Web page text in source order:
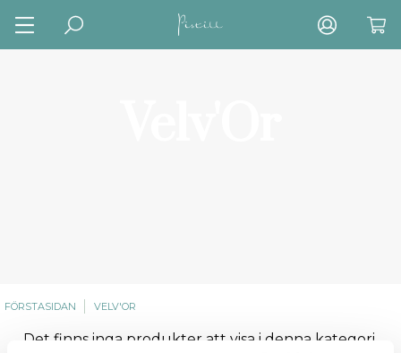
FÖRSTASIDAN VELV'OR
Det finns inga produkter att visa i denna kategori.